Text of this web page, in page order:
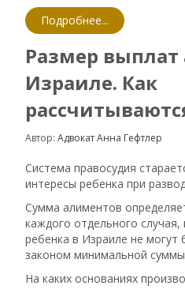
Подробнее...
Размер
Израиле. Как
Автор:Адвокат Анна Гефтлер
Система правосудия
интересы ребенка при
Сумма алиментов
каждого отдельного
ребенка в Израиле не
законом минимальной
На каких основаниях